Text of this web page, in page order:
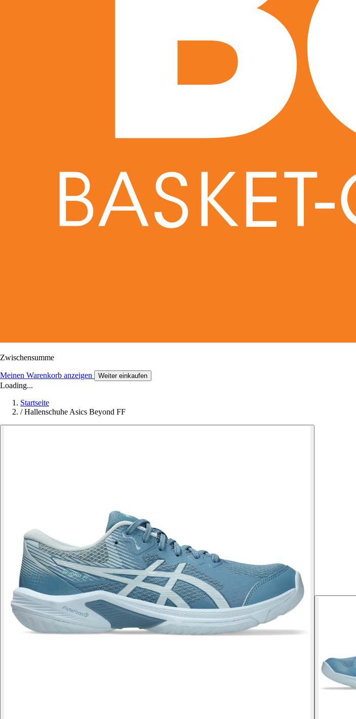
Zwischensumme
Meinen Warenkorb anzeigen Weiter einkaufen
Loading...
Startseite
/ Hallenschuhe Asics Beyond FF